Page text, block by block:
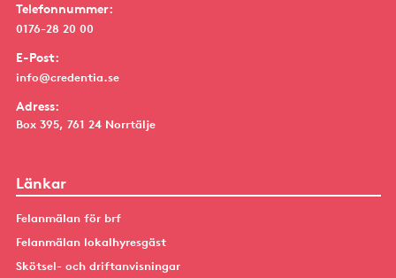
Telefonnummer:
0176-28 20 00
E-Post:
info@credentia.se
Adress:
Box 395, 761 24 Norrtälje
Länkar
Felanmälan för brf
Felanmälan lokalhyresgäst
Skötsel- och driftanvisningar